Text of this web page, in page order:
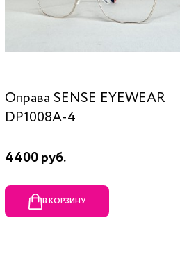
Оправа SENSE EYEWEAR
DP1008A-4
4400 руб.
В КОРЗИНУ